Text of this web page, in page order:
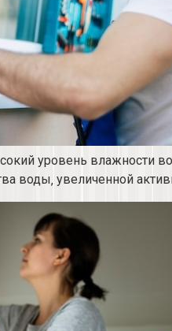
уровень влажности
воды‚ увеличенной